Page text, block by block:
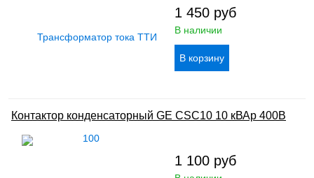
1 450 руб
В наличии
Контактор конденсаторный GE CSC10 10 кВАр 400В
1 100 руб